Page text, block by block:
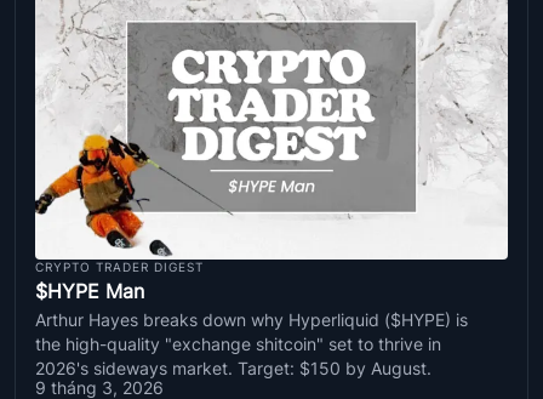
CRYPTO TRADER DIGEST
$HYPE Man
Arthur Hayes breaks down why Hyperliquid ($HYPE) is
the high-quality "exchange shitcoin" set to thrive in
2026's sideways market. Target: $150 by August.
9 tháng 3, 2026